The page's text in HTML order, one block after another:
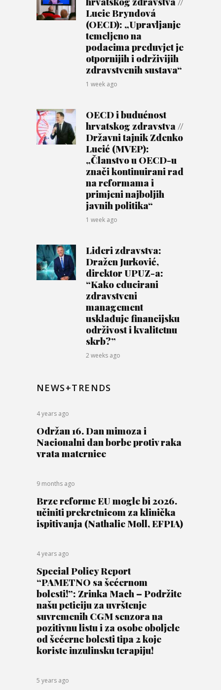
Lucie Bryndová
(OECD): „Upravljanje
temeljeno na
podacima preduvjet je
otpornijih i održivijih
zdravstvenih sustava“
1 week ago
OECD i budućnost
hrvatskog zdravstva //
Državni tajnik Zdenko
Lucić (MVEP):
„Članstvo u OECD-u
znači kontinuirani rad
na reformama i
primjeni najboljih
javnih politika“
1 week ago
Lideri zdravstva:
Dražen Jurković,
direktor UPUZ-a:
“Kako educirani
zdravstveni
management
usklađuje financijsku
održivost i kvalitetnu
skrb?”
2 weeks ago
NEWS+TRENDS
4 years ago
Održan 16. Dan mimoza i
Nacionalni dan borbe protiv raka
vrata maternice
9 months ago
Brze reforme EU mogle bi 2026.
učiniti prekretnicom za klinička
ispitivanja (Nathalie Moll, EFPIA)
4 years ago
Special Policy Report
“PAMETNO sa šećernom
bolesti!”: Zrinka Mach – Podržite
našu peticiju za uvrštenje
suvremenih CGM senzora na
pozitivnu listu i za osobe oboljele
od šećerne bolesti tipa 2 koje
koriste inzulinsku terapiju!
5 years ago